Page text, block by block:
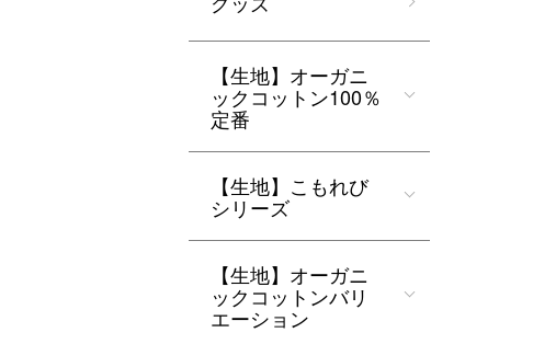
【生地】オーガニ
ックコットン100％
定番
【生地】こもれび
シリーズ
【生地】オーガニ
ックコットンバリ
エーション